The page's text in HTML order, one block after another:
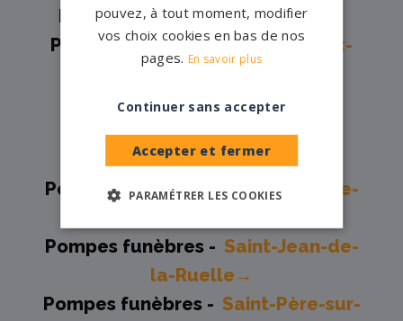
Pompes funèbres - Montargis→
Pompes funèbres - Neuville-aux-
Pompes funèbres -Olivet→
Pompes funèbres -Orléans→
Pompes funèbres -Patay→
Pompes funèbres -Saint-Jean-de-
Pompes funèbres - Saint-Jean-de-
la-Ruelle→
Pompes funèbres - Saint-Père-sur-
pouvez, à tout moment, modifier
vos choix cookies en bas de nos
pages. En savoir plus
Accepter et fermer
Continuer sans accepter
PARAMÉTRER LES COOKIES